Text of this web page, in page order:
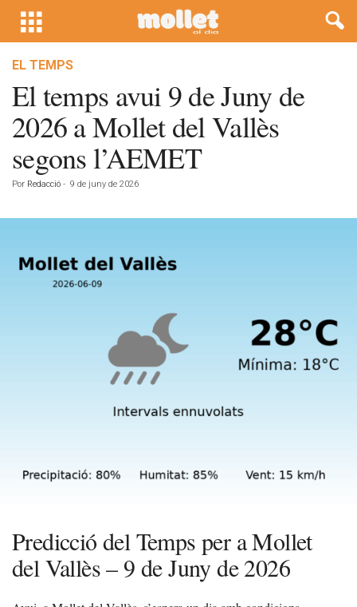
EL TEMPS
El temps avui 9 de Juny de
2026 a Mollet del Vallès
segons l’AEMET
Por Redacció - 9 de juny de 2026
Predicció del Temps per a Mollet
del Vallès – 9 de Juny de 2026